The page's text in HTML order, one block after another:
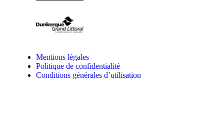
Mentions légales
Politique de confidentialité
Conditions générales d’utilisation